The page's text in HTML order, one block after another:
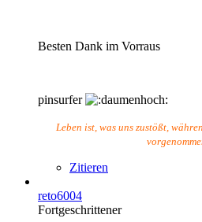
Besten Dank im Vorraus
pinsurfer
Leben ist, was uns zustößt,
Zitieren
reto6004
Fortgeschrittener